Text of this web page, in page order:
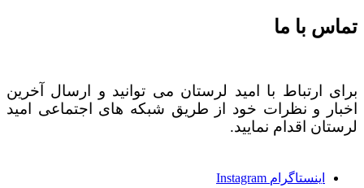
تماس با ما
برای ارتباط با امید لرستان می توانید و ارسال آخرین
اخبار و نظرات خود از طریق شبکه های اجتماعی امید
لرستان اقدام نمایید.
اینستاگرام Instagram